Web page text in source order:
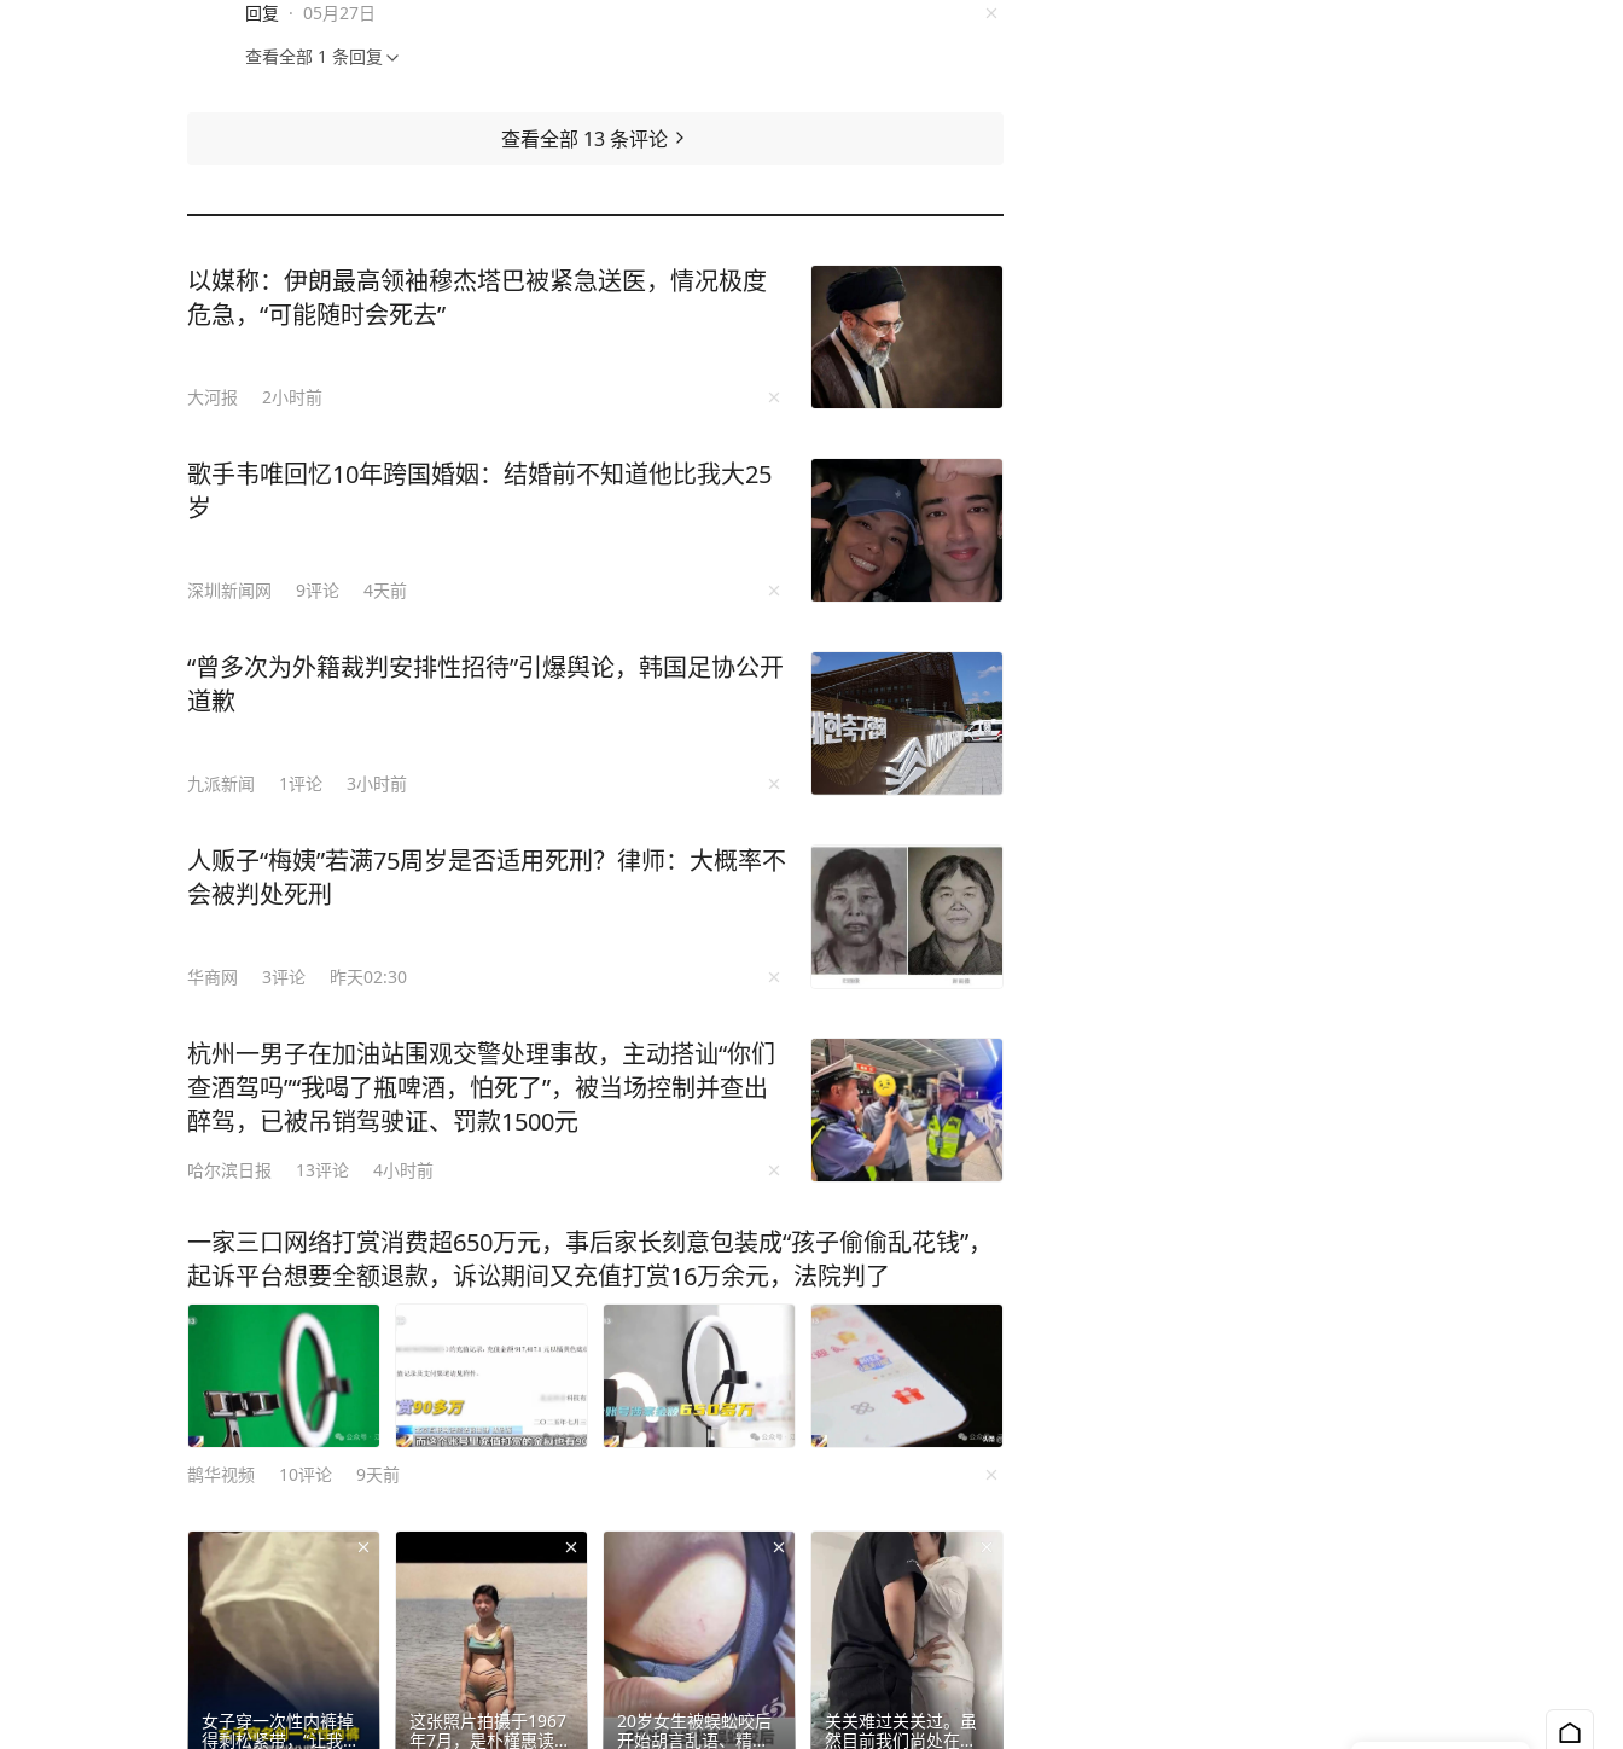
回复 · 05月27日
查看全部 1 条回复
查看全部 13条评论
以媒称：伊朗最高领袖穆杰塔巴被紧急送医，情况极度
危急，“可能随时会死去”
大河报 2小时前
歌手韦唯回忆10年跨国婚姻：结婚前不知道他比我大25
岁
深圳新闻网 9评论 4天前
“曾多次为外籍裁判安排性招待”引爆舆论，韩国足协公开
道歉
九派新闻 1评论 3小时前
人贩子“梅姨”若满75周岁是否适用死刑？律师：大概率不
会被判处死刑
华商网 3评论 昨天02:30
杭州一男子在加油站围观交警处理事故，主动搭讪“你们
查酒驾吗”“我喝了瓶啤酒，怕死了”，被当场控制并查出
醉驾，已被吊销驾驶证、罚款1500元
哈尔滨日报 13评论 4小时前
一家三口网络打赏消费超650万元，事后家长刻意包装成“孩子偷偷乱花钱”，
起诉平台想要全额退款，诉讼期间又充值打赏16万余元，法院判了
鹊华视频 10评论 9天前
女子穿一次性内裤掉
得剩松紧带，“让我今
这张照片拍摄于1967
年7月，是朴槿惠读初
20岁女生被蜈蚣咬后
开始胡言乱语、精神
关关难过关关过。虽
然目前我们尚处在最